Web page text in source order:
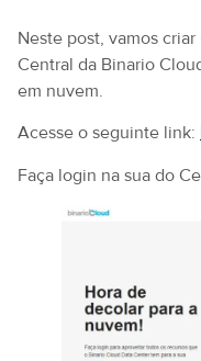
Neste post, vamos
Central da Binario
em nuvem.
Acesse o seguinte link:
Faça login na sua do